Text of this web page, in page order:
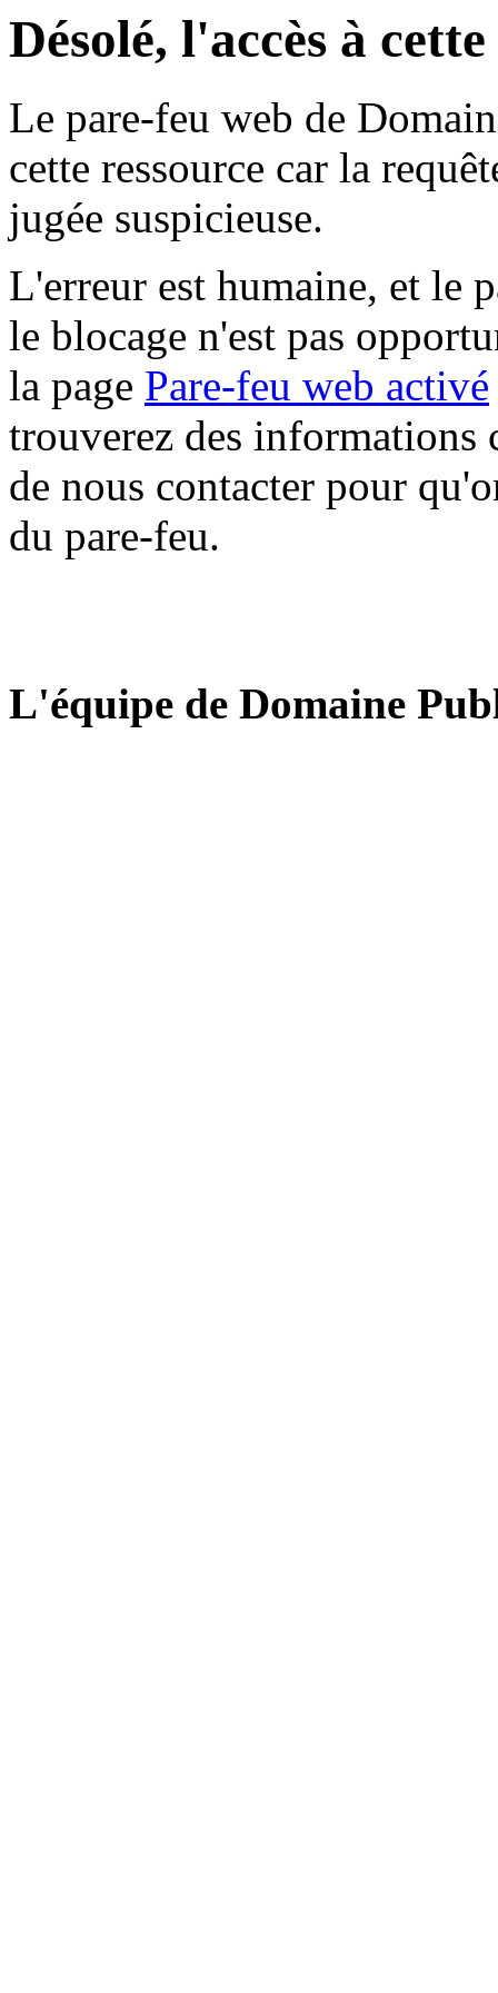
Désolé, l'accès à
Le pare-feu web de
cette ressource car la
jugée suspicieuse.
L'erreur est humaine, et le
le blocage n'est pas
la page Pare-feu web activé
trouverez des informations
de nous contacter pour
du pare-feu.
L'équipe de Domaine